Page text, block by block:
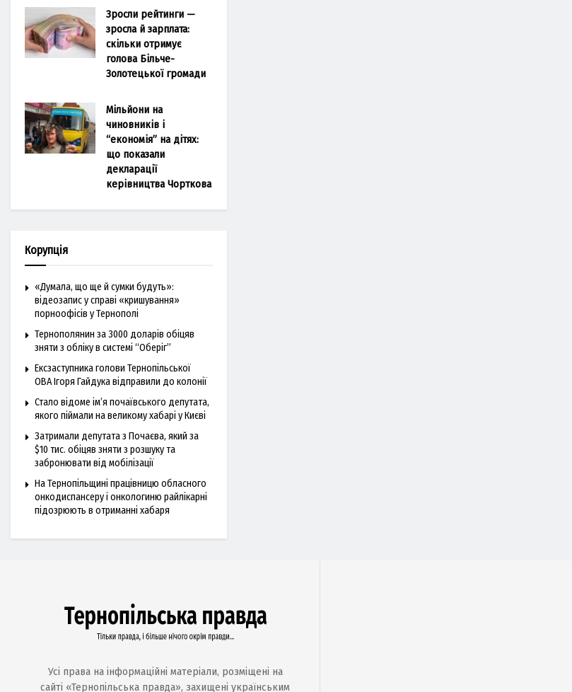
Зросли рейтинги —
зросла й зарплата:
скільки отримує
голова Більче-
Золотецької громади
Мільйони на
чиновників і
“економія” на дітях:
що показали
декларації
керівництва Чорткова
Корупція
«Думала, що ще й сумки будуть»:
відеозапис у справі «кришування»
порноофісів у Тернополі
Тернополянин за 3000 доларів обіцяв
зняти з обліку в системі “Оберіг”
Ексзаступника голови Тернопільської
ОВА Ігоря Гайдука відправили до колонії
Стало відоме ім’я почаївського депутата,
якого піймали на великому хабарі у Києві
Затримали депутата з Почаєва, який за
$10 тис. обіцяв зняти з розшуку та
забронювати від мобілізації
На Тернопільщині працівницю обласного
онкодиспансеру і онкологиню райлікарні
підозрюють в отриманні хабаря
Усі права на інформаційні матеріали, розміщені на
сайті «Тернопільська правда», захищені українським